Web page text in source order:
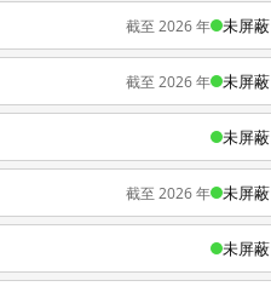
截至 2026 年 未屏蔽
截至 2026 年 未屏蔽
未屏蔽
截至 2026 年 未屏蔽
未屏蔽